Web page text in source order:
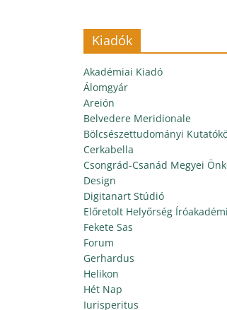
Kiadók
Akadémiai Kiadó
Álomgyár
Areión
Belvedere Meridionale
Bölcsészettudományi
Cerkabella
Csongrád-Csanád Megyei
Design
Digitanart Stúdió
Előretolt Helyőrség
Fekete Sas
Forum
Gerhardus
Helikon
Hét Nap
Iurisperitus